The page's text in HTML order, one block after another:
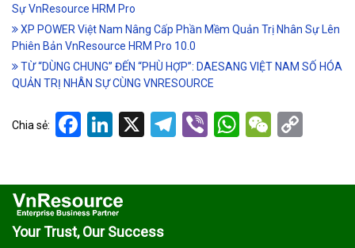
Sự VnResource HRM Pro
XP POWER Việt Nam Nâng Cấp Phần Mềm Quản Trị Nhân Sự Lên
Phiên Bản VnResource HRM Pro 10.0
TỪ “DÙNG CHUNG” ĐẾN “PHÙ HỢP”: DAESANG VIỆT NAM SỐ HÓA
QUẢN TRỊ NHÂN SỰ CÙNG VNRESOURCE
Chia sẻ: Facebook
LinkedIn
X Telegram
ViberWhatsApp
Your Trust, Our Success